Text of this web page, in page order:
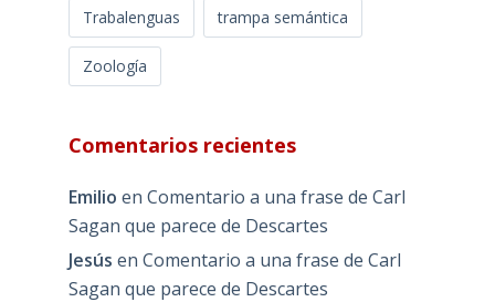
Trabalenguas trampa semántica
Zoología
Comentarios recientes
Emilio en Comentario a una frase de Carl
Sagan que parece de Descartes
Jesús en Comentario a una frase de Carl
Sagan que parece de Descartes